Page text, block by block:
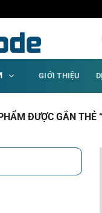
GIỚI THIỆU
ĐƯỢC GẮN THẺ